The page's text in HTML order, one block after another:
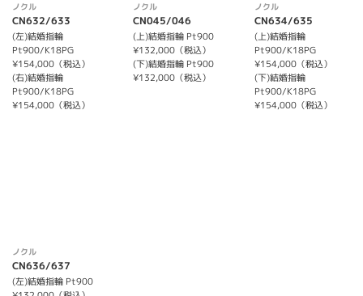
ノクル
CN632/633
(左)結婚指輪
Pt900/K18PG
¥154,000（税込）
(右)結婚指輪
Pt900/K18PG
¥154,000（税込）
ノクル
CN045/046
(上)結婚指輪 Pt900
¥132,000（税込）
(下)結婚指輪 Pt900
¥132,000（税込）
ノクル
CN634/635
(上)結婚指輪
Pt900/K18PG
¥154,000（税込）
(下)結婚指輪
Pt900/K18PG
¥154,000（税込）
ノクル
CN636/637
(左)結婚指輪 Pt900